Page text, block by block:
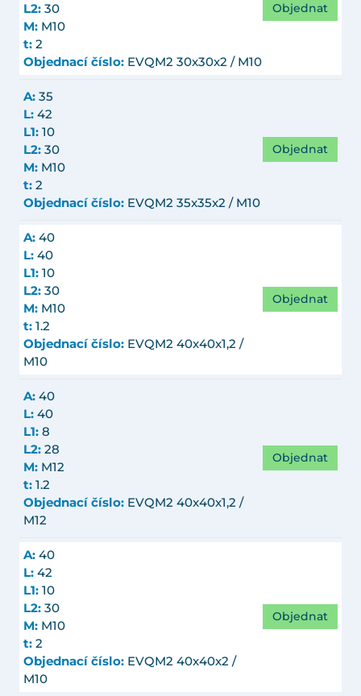
L2: 30
M: M10
t: 2
Objednací číslo: EVQM2 30x30x2 / M10
Objednat
A: 35
L: 42
L1: 10
L2: 30
M: M10
t: 2
Objednací číslo: EVQM2 35x35x2 / M10
Objednat
A: 40
L: 40
L1: 10
L2: 30
M: M10
t: 1.2
Objednací číslo: EVQM2 40x40x1,2 /
M10
Objednat
A: 40
L: 40
L1: 8
L2: 28
M: M12
t: 1.2
Objednací číslo: EVQM2 40x40x1,2 /
M12
Objednat
A: 40
L: 42
L1: 10
L2: 30
M: M10
t: 2
Objednací číslo: EVQM2 40x40x2 /
M10
Objednat